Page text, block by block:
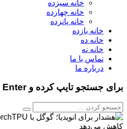
خانه سیزده
خانه چهارده
خانه پانزده
خانه یازده
خانه ده
خانه نه
تماس با ما
درباره ما
برای جستجو تایپ کرده و Enter را بزنید